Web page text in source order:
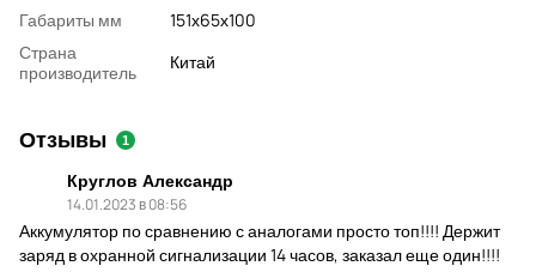
Габариты мм
151х65х100
Страна
производитель
Китай
Отзывы 1
Круглов Александр
14.01.2023 в 08:56
Аккумулятор по сравнению с аналогами просто топ!!!! Держит
заряд в охранной сигнализации 14 часов, заказал еще один!!!!